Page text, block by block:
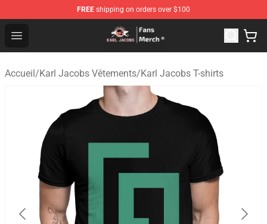
FREE shipping on orders over $100
Open menu
Karl Jacobs Store - Official Karl Jacobs Merchandise
Accueil/Karl Jacobs Vêtements/Karl Jacobs T-shirts